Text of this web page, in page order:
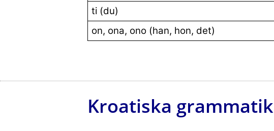
ti (du)
on, ona, ono (han, hon, det)
Kroatiska grammatik